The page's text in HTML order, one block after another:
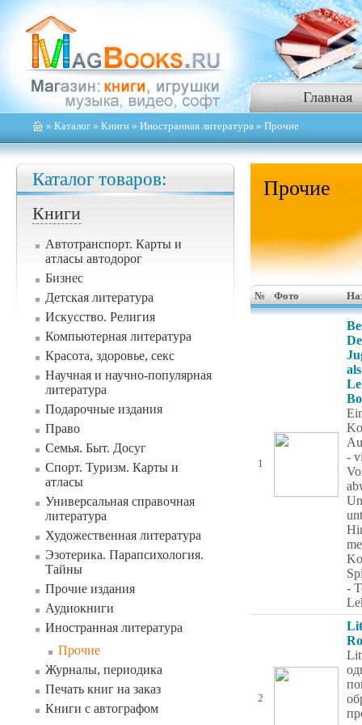
Главная
» Каталог » Книги » Иностранная литература » Прочие
Каталог товаров:
Книги
Автотранспорт. Карты и
атласы автодорог
Бизнес
Детская литература
Искусство. Религия
Компьютерная литература
Красота, здоровье, секс
Научная и научно-популярная
литература
Подарочные издания
Право
Семья. Быт. Досуг
Спорт. Туризм. Карты и
атласы
Универсальная справочная
литература
Художественная литература
Эзотерика. Парапсихология.
Тайны
Прочие издания
Аудиокниги
Иностранная литература
Прочие
Журналы, периодика
Печать книг на заказ
Книги с автографом
Прочие
№ Фото
1
-
-
2